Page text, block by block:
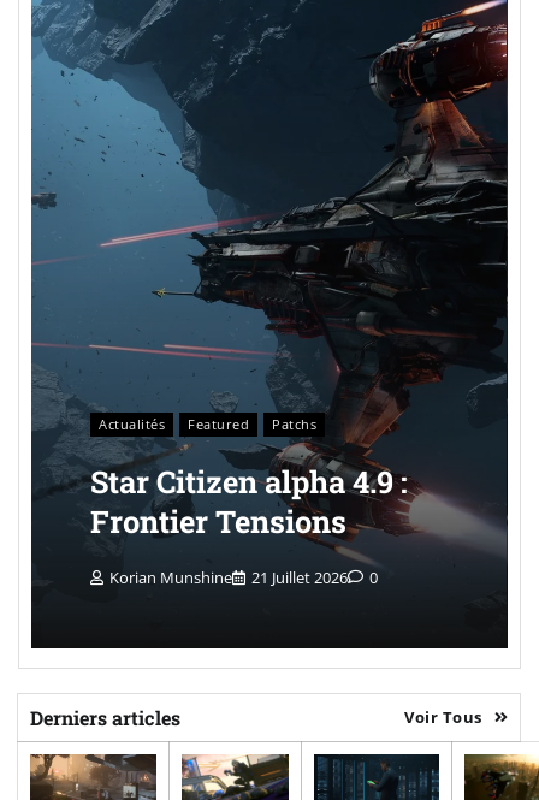
Actualités Featured Patchs
Star Citizen alpha 4.9 :
Frontier Tensions
Korian Munshine 21 Juillet 2026 0
Derniers articles Voir Tous